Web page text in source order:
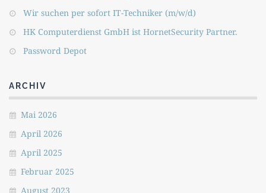
Wir suchen per sofort IT-Techniker (m/w/d)
HK Computerdienst GmbH ist HornetSecurity Partner.
Password Depot
ARCHIV
Mai 2026
April 2026
April 2025
Februar 2025
August 2023